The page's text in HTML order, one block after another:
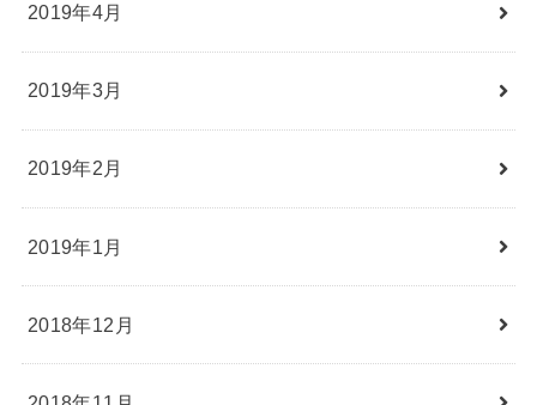
2019年4月
2019年3月
2019年2月
2019年1月
2018年12月